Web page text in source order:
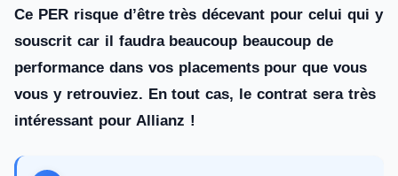
Ce PER risque d’être très décevant pour celui qui y
souscrit car il faudra beaucoup beaucoup de
performance dans vos placements pour que vous
vous y retrouviez. En tout cas, le contrat sera très
intéressant pour Allianz !